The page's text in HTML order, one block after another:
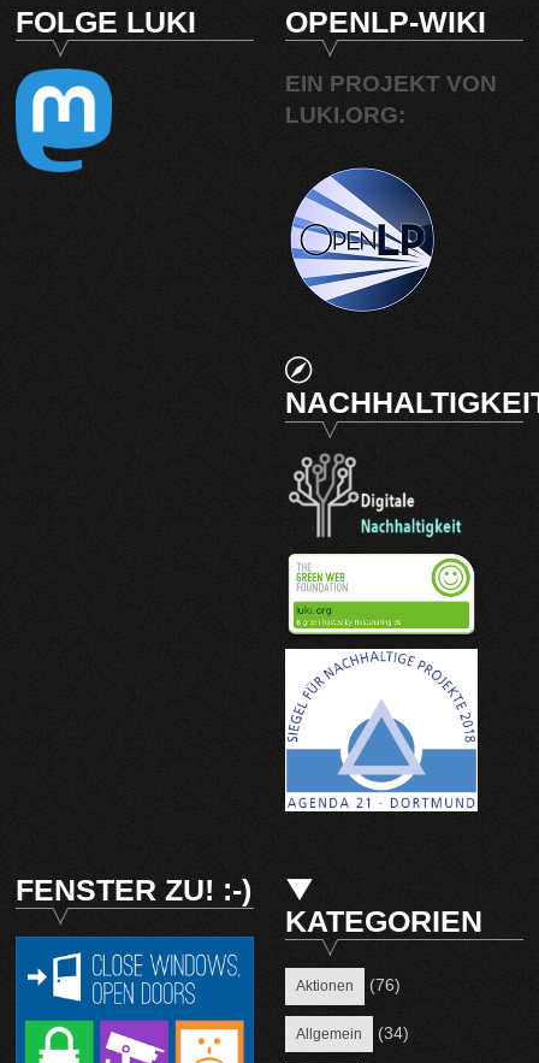
FOLGE LUKI OPENLP-WIKI
EIN PROJEKT VON
LUKI.ORG:
FENSTER ZU! :-)
KATEGORIEN
Aktionen (76)
Allgemein (34)